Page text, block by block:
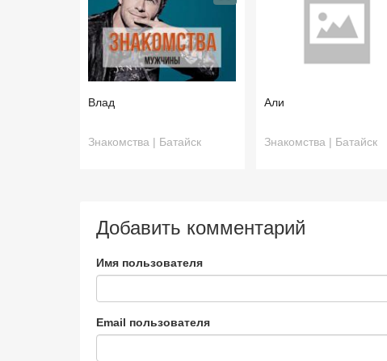
Влад
Знакомства | Батайск
Али
Знакомства | Батайск
Добавить комментарий
Имя пользователя
Email пользователя